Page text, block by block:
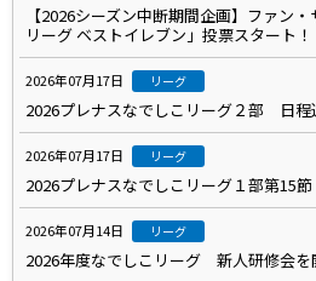
【2026シーズン中断期間企画】ファン
リーグ ベストイレブン」投票スタート！
2026年07月17日 リーグ
2026プレナスなでしこリーグ２部 日程
2026年07月17日 リーグ
2026プレナスなでしこリーグ１部第15
2026年07月14日 リーグ
2026年度なでしこリーグ 新人研修会を